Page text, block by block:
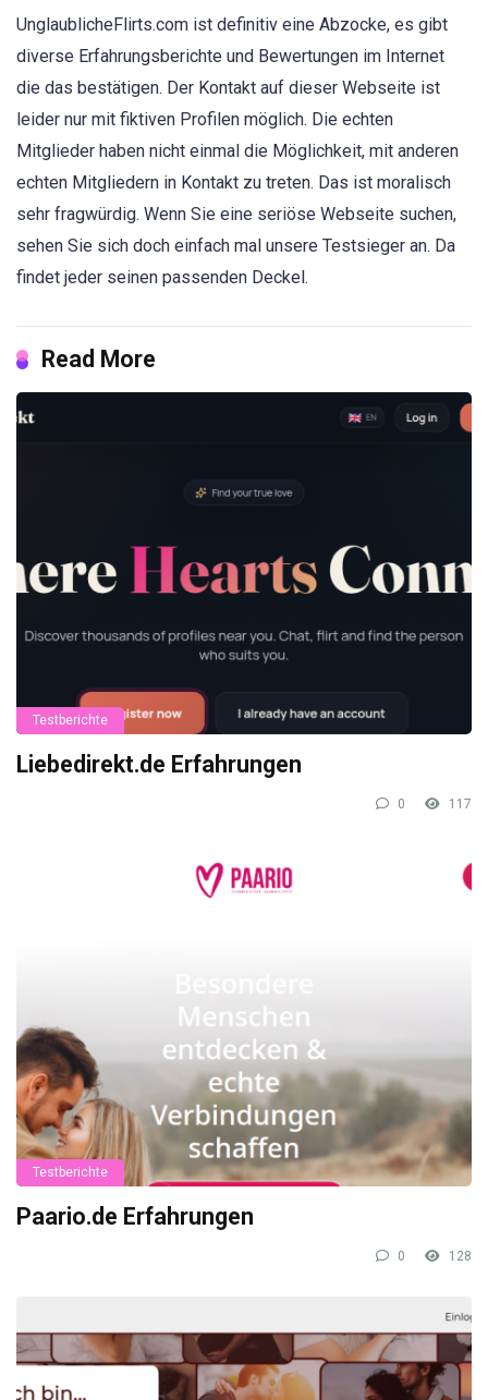
UnglaublicheFlirts.com ist definitiv eine Abzocke, es gibt
diverse Erfahrungsberichte und Bewertungen im Internet
die das bestätigen. Der Kontakt auf dieser Webseite ist
leider nur mit fiktiven Profilen möglich. Die echten
Mitglieder haben nicht einmal die Möglichkeit, mit anderen
echten Mitgliedern in Kontakt zu treten. Das ist moralisch
sehr fragwürdig. Wenn Sie eine seriöse Webseite suchen,
sehen Sie sich doch einfach mal unsere Testsieger an. Da
findet jeder seinen passenden Deckel.
Read More
Testberichte
Liebedirekt.de Erfahrungen
0 117
Testberichte
Paario.de Erfahrungen
0 128